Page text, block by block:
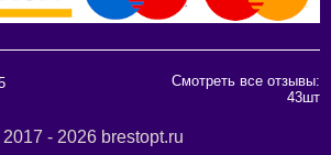
Смотреть все отзывы:
43шт
- 2026 brestopt.ru